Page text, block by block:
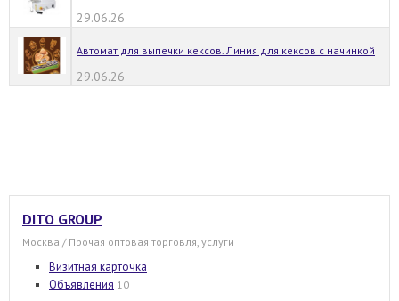
29.06.26
Автомат для выпечки кексов. Линия для кексов с начинкой
29.06.26
DITO GROUP
Москва / Прочая оптовая торговля, услуги
Визитная карточка
Объявления 10